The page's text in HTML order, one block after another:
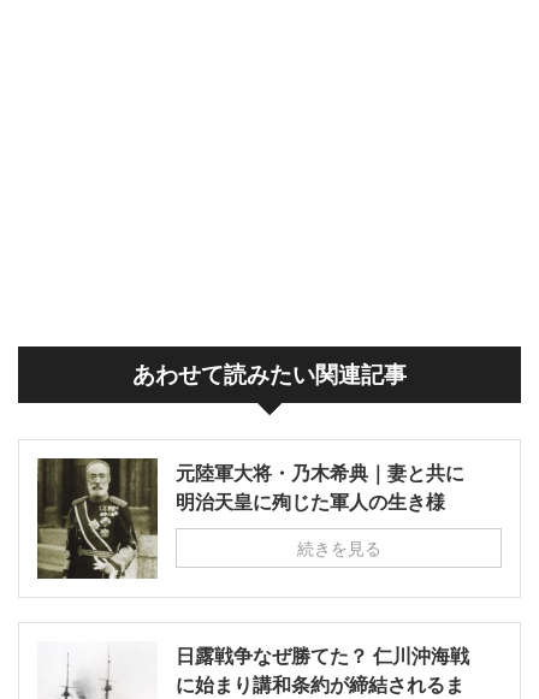
あわせて読みたい関連記事
元陸軍大将・乃木希典｜妻と共に
明治天皇に殉じた軍人の生き様
続きを見る
日露戦争なぜ勝てた？ 仁川沖海戦
に始まり講和条約が締結されるま